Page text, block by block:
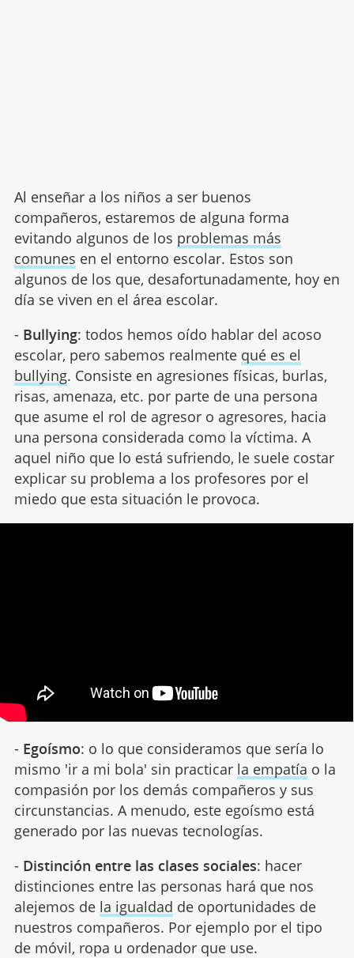
Al enseñar a los niños a ser buenos
compañeros, estaremos de alguna forma
evitando algunos de los problemas más
comunes en el entorno escolar. Estos son
algunos de los que, desafortunadamente, hoy en
día se viven en el área escolar.
- Bullying: todos hemos oído hablar del acoso
escolar, pero sabemos realmente qué es el
bullying. Consiste en agresiones físicas, burlas,
risas, amenaza, etc. por parte de una persona
que asume el rol de agresor o agresores, hacia
una persona considerada como la víctima. A
aquel niño que lo está sufriendo, le suele costar
explicar su problema a los profesores por el
miedo que esta situación le provoca.
- Egoísmo: o lo que consideramos que sería lo
mismo 'ir a mi bola' sin practicar la empatía o la
compasión por los demás compañeros y sus
circunstancias. A menudo, este egoísmo está
generado por las nuevas tecnologías.
- Distinción entre las clases sociales: hacer
distinciones entre las personas hará que nos
alejemos de la igualdad de oportunidades de
nuestros compañeros. Por ejemplo por el tipo
de móvil, ropa u ordenador que use.